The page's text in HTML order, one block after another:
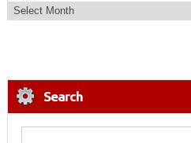
Search